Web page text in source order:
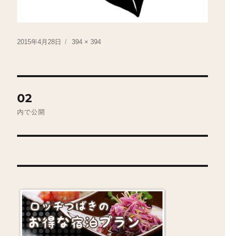
投
2015年4月28日
フ
394 × 394
稿
ゲ
ー
シ
02
内で公開